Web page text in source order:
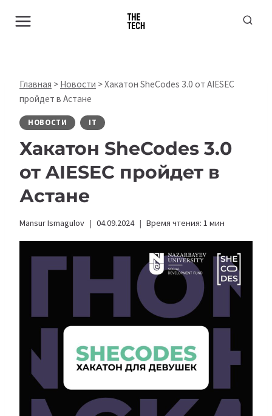
Главная > Новости >Хакатон SheCodes 3.0 от AIESEC
пройдет в Астане
НОВОСТИ IT
Хакатон SheCodes 3.0
от AIESEC пройдет в
Астане
Mansur Ismagulov 04.09.2024 Время чтения: 1 мин